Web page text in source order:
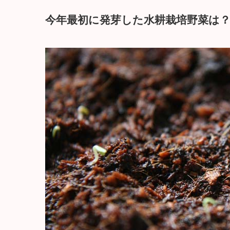
今年最初に発芽した水耕栽培野菜は？